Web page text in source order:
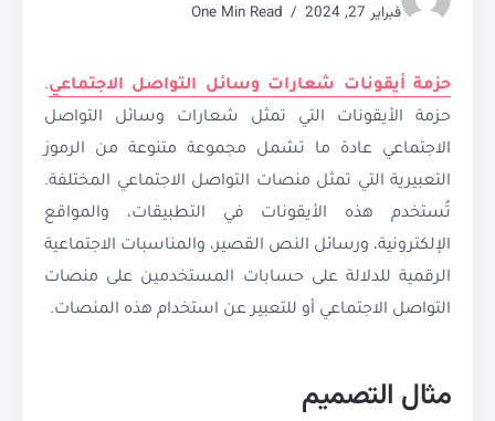
فبراير 27, 2024
حزمة أيقونات شعارات وسائل التواصل الاجتماعي.
حزمة الأيقونات التي تمثل شعارات وسائل التواصل
الاجتماعي عادة ما تشمل مجموعة متنوعة من الرموز
التعبيرية التي تمثل منصات التواصل الاجتماعي المختلفة.
تُستخدم هذه الأيقونات في التطبيقات، والمواقع
الإلكترونية، ورسائل النص القصير، والمناسبات الاجتماعية
الرقمية للدلالة على حسابات المستخدمين على منصات
التواصل الاجتماعي أو للتعبير عن استخدام هذه المنصات.
مثال التصميم